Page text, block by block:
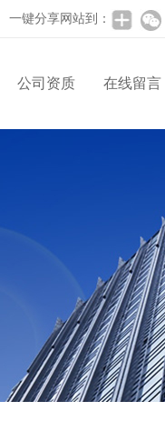
一键分享网站到：
公司资质 在线留言